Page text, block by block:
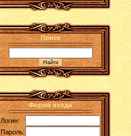
Поиск
Форма входа
Логин:
Пароль: